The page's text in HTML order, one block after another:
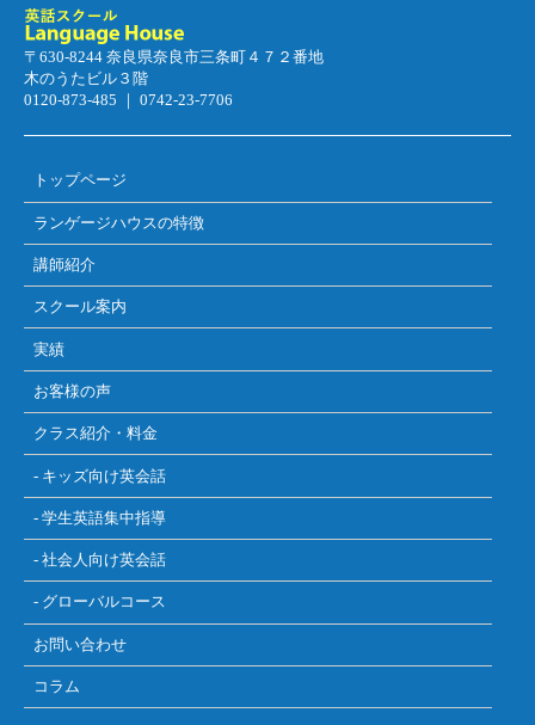
〒630-8244 奈良県奈良市三条町４７２番地
木のうたビル３階
0120-873-485 ｜ 0742-23-7706
トップページ
ランゲージハウスの特徴
講師紹介
スクール案内
実績
お客様の声
クラス紹介・料金
- キッズ向け英会話
- 学生英語集中指導
- 社会人向け英会話
- グローバルコース
お問い合わせ
コラム